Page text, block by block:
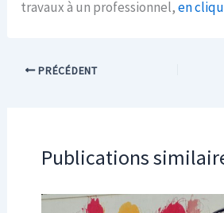
travaux à un professionnel,en
PRÉCÉDENT
Publications